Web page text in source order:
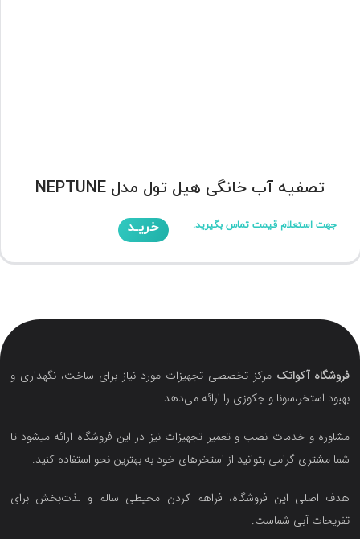
تصفیه آب خانگی هیل تول مدل NEPTUNE
جهت استعلام قیمت تماس بگیرید. خریـد
فروشگاه آکواتک مرکز تخصصی تجهیزات مورد نیاز برای ساخت، نگهداری و
بهبود استخر،سونا و جکوزی را ارائه می‌دهد.
مشاوره و خدمات نصب و تعمیر تجهیزات نیز در این فروشگاه ارائه میشود تا
شما مشتری گرامی بتوانید از استخرهای خود به بهترین نحو استفاده کنید.
هدف اصلی این فروشگاه‌، فراهم کردن محیطی سالم و لذت‌بخش برای
تفریحات آبی شماست.